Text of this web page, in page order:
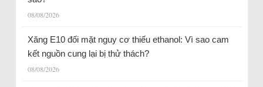
08/08/2026
Xăng E10 đối mặt nguy cơ thiếu ethanol: Vì sao cam
kết nguồn cung lại bị thử thách?
08/08/2026